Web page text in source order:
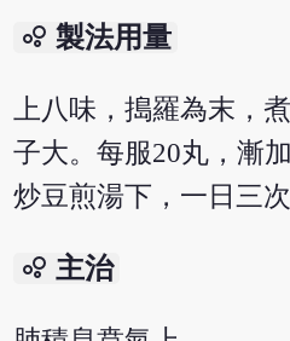
bubble_chart 製法用量
上八味，搗羅為末，
子大。每服20丸，漸
炒豆煎湯下，一日三次
bubble_chart 主治